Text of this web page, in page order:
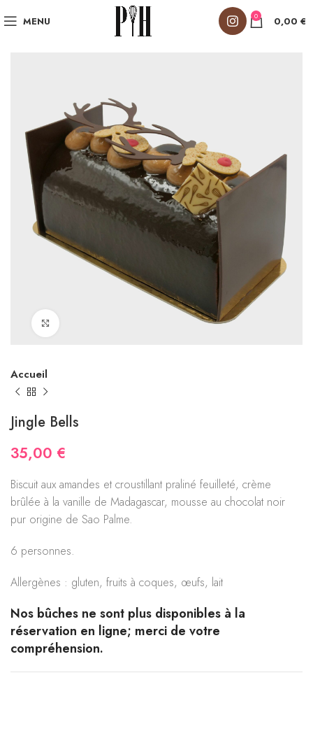
MENU 0 0,00 €
Accueil
Jingle Bells
35,00 €
Biscuit aux amandes et croustillant praliné feuilleté, crème
brûlée à la vanille de Madagascar, mousse au chocolat noir
pur origine de Sao Palme.
6 personnes.
Allergènes : gluten, fruits à coques, œufs, lait
Nos bûches ne sont plus disponibles à la
réservation en ligne; merci de votre
compréhension.